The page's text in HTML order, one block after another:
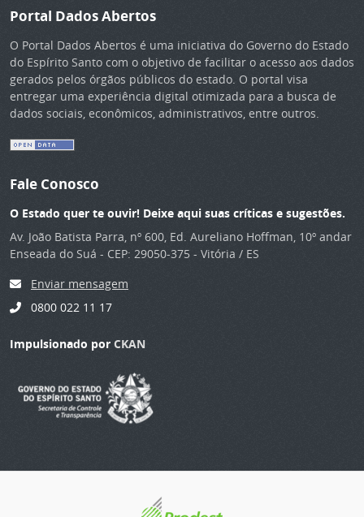
Portal Dados Abertos
O Portal Dados Abertos é uma iniciativa do Governo do Estado
do Espírito Santo com o objetivo de facilitar o acesso aos dados
gerados pelos órgãos públicos do estado. O portal visa
entregar uma experiência digital otimizada para a busca de
dados sociais, econômicos, administrativos, entre outros.
Fale Conosco
O Estado quer te ouvir! Deixe aqui suas críticas e sugestões.
Av. João Batista Parra, nº 600, Ed. Aureliano Hoffman, 10º andar
Enseada do Suá - CEP: 29050-375 - Vitória / ES
Enviar mensagem
0800 022 11 17
Impulsionado por CKAN